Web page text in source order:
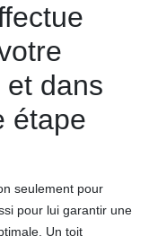
dans
étape
seulement pour
pour lui garantir une
Un toit